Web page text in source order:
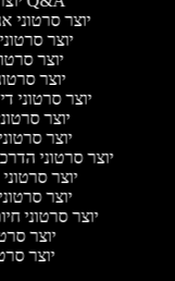
יוצר סרטוני
יוצר
יוצר
יוצר
יוצר סרטוני
יוצר
יוצר
יוצר סרטוני
יוצר
יוצר
יוצר סרטוני
יוצר
יוצר